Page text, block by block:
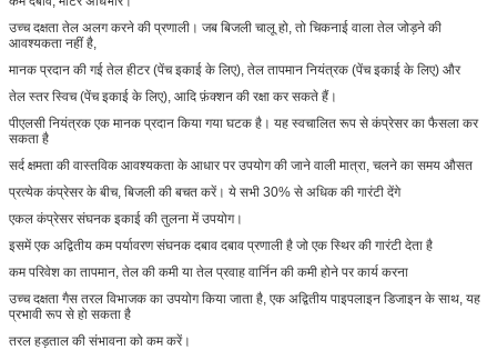
उच्च दक्षता तेल अलग करने की प्रणाली। जब बिजली चालू हो, तो चिकनाई वाला तेल जोड़ने की
आवश्यकता नहीं है,
मानक प्रदान की गई तेल हीटर (पेंच इकाई के लिए), तेल तापमान नियंत्रक (पेंच इकाई के लिए) और
तेल स्तर स्विच (पेंच इकाई के लिए), आदि फ़ंक्शन की रक्षा कर सकते हैं।
पीएलसी नियंत्रक एक मानक प्रदान किया गया घटक है। यह स्वचालित रूप से कंप्रेसर का फैसला कर
सकता है
सर्द क्षमता की वास्तविक आवश्यकता के आधार पर उपयोग की जाने वाली मात्रा, चलने का समय औसत
प्रत्येक कंप्रेसर के बीच, बिजली की बचत करें। ये सभी 30% से अधिक की गारंटी देंगे
एकल कंप्रेसर संघनक इकाई की तुलना में उपयोग।
इसमें एक अद्वितीय कम पर्यावरण संघनक दबाव दबाव प्रणाली है जो एक स्थिर की गारंटी देता है
कम परिवेश का तापमान, तेल की कमी या तेल प्रवाह वार्निन की कमी होने पर कार्य करना
उच्च दक्षता गैस तरल विभाजक का उपयोग किया जाता है, एक अद्वितीय पाइपलाइन डिजाइन के साथ, यह
प्रभावी रूप से हो सकता है
तरल हड़ताल की संभावना को कम करें।